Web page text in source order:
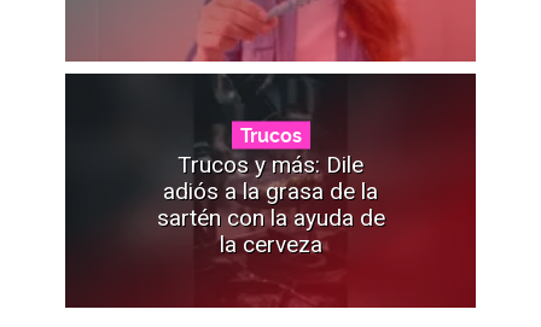
Trucos
Trucos y más: Dile
adiós a la grasa de la
sartén con la ayuda de
la cerveza